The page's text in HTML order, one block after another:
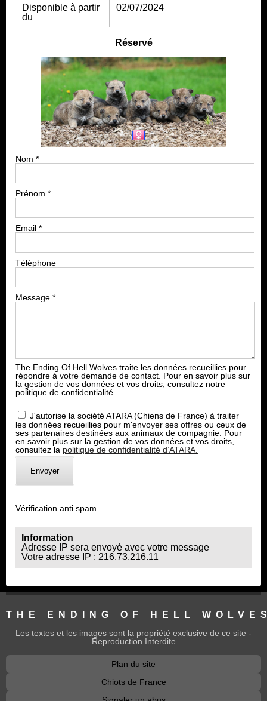
disponible à partir
du
02/07/2024
Réservé
Nom *
Prénom *
Email *
Téléphone
Message *
The Ending Of Hell Wolves traite les données recueillies pour
répondre à votre demande de contact. Pour en savoir plus sur
la gestion de vos données et vos droits, consultez notre
politique de confidentialité
J'autorise la société ATARA (Chiens de France) à traiter
les données recueillies pour m'envoyer ses offres ou ceux de
ses partenaires destinées aux animaux de compagnie. Pour
en savoir plus sur la gestion de vos données et vos droits,
consultez la politique de confidentialité d’ATARA.
Vérification anti spam
Information
Adresse IP sera envoyé avec votre message
Votre adresse IP : 216.73.216.11
THE ENDING OF HELL
Les textes et les images sont la propriété exclusive de ce site -
Reproduction Interdite
Plan du site
Chiots de France